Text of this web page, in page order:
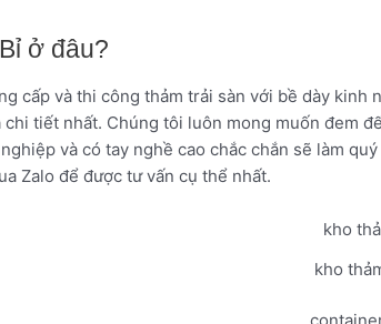
ở đâu?
cấp và thi công thảm trải sàn với bề dày
tiết nhất. Chúng tôi luôn mong muốn đem
và có tay nghề cao chắc chắn sẽ làm
Zalo để được tư vấn cụ thể nhất.
kho